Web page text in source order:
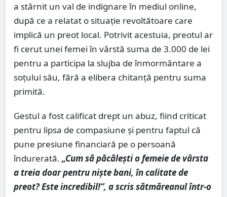
a stârnit un val de indignare în mediul online,
după ce a relatat o situație revoltătoare care
implică un preot local. Potrivit acestuia, preotul ar
fi cerut unei femei în vârstă suma de 3.000 de lei
pentru a participa la slujba de înmormântare a
soțului său, fără a elibera chitanță pentru suma
primită.
Gestul a fost calificat drept un abuz, fiind criticat
pentru lipsa de compasiune și pentru faptul că
pune presiune financiară pe o persoană
îndurerată. „Cum să păcălești o femeie de vârsta
a treia doar pentru niște bani, în calitate de
preot? Este incredibil!”, a scris sătmăreanul într-o